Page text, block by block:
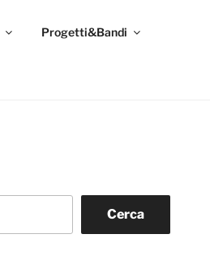
Progetti&Bandi
Cerca